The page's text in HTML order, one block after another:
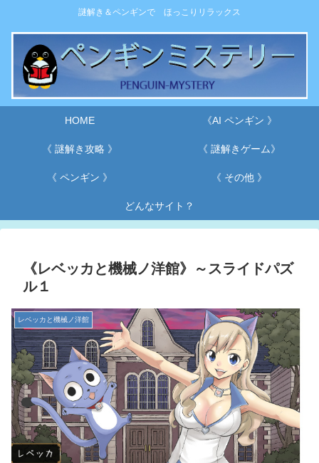
謎解き＆ペンギンで ほっこりリラックス
HOME 《AI ペンギン 》
《 謎解き攻略 》 《 謎解きゲーム》
《 ペンギン 》 《 その他 》
どんなサイト？
《レベッカと機械ノ洋館》～スライドパズ
ル１
レベッカと機械ノ洋館